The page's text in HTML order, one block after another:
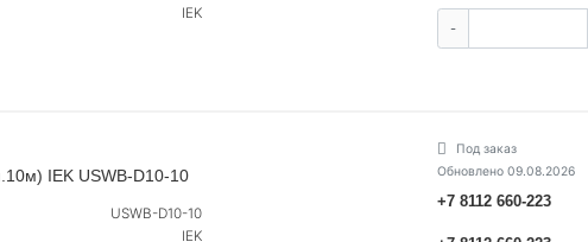
IEK
-
IEK USWB-D10-10
USWB-D10-10
IEK
Под заказ
Обновлено 09.08.2026
+7 8112 660-223